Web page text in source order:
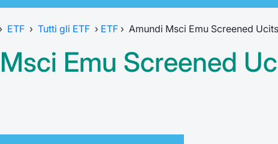
› ETF › Tutti gli ETF › ETF › Amundi Msci Emu Screened
Emu Screened